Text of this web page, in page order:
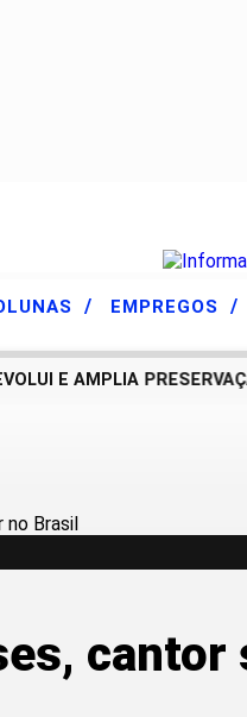
/ EMPREGOS /
E AMPLIA